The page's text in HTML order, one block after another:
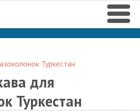
Туркестан
для
Туркестан